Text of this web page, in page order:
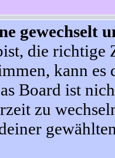
gewechselt
die richtige
kann es
Board ist
zu